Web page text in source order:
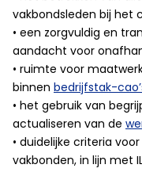
vakbondsleden bij het
• een zorgvuldig en
aandacht voor
• ruimte voor
binnen bedrijfstak-
• het gebruik van
actualiseren van de
• duidelijke criteria
vakbonden, in lijn met